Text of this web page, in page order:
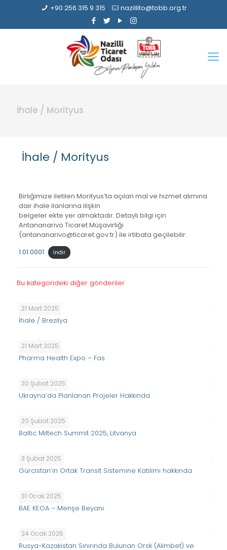
+90 256 315 9 315 nazillito@tobb.org.tr
İhale / Morityus
İhale / Morityus
Birliğimize iletilen Morityus’ta açılan mal ve hizmet alımına
dair ihale ilanlarına ilişkin
belgeler ekte yer almaktadır. Detaylı bilgi için
Antananarivo Ticaret Müşavirliği
(antananarivo@ticaret.gov.tr) ile irtibata geçilebilir.
1.01.0001
İndir
Bu kategorideki diğer gönderiler
21 Mart 2025
İhale / Brezilya
21 Mart 2025
Pharma Health Expo – Fas
20 Şubat 2025
Ukrayna’da Planlanan Projeler Hakkında
20 Şubat 2025
Baltic Miltech Summit 2025, Litvanya
3 Şubat 2025
Gürcistan’ın Ortak Transit Sistemine Katılımı hakkında
31 Ocak 2025
BAE KEOA – Menşe Beyanı
24 Ocak 2025
Rusya-Kazakistan Sınırında Bulunan Orsk (Alimbet) ve